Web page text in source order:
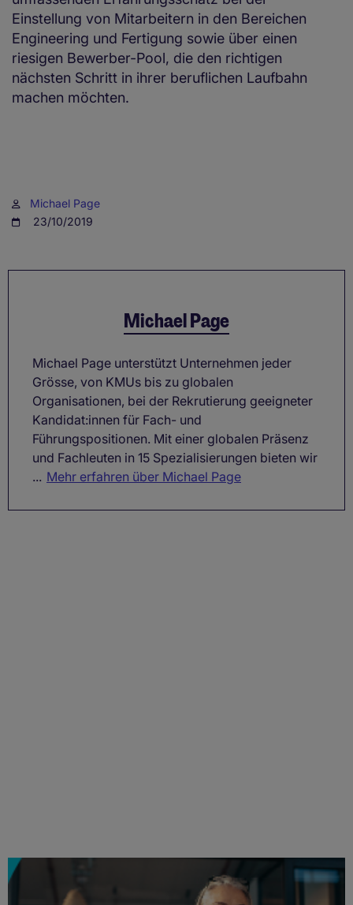
Einstellung von Mitarbeitern in den Bereichen
Engineering und Fertigung sowie über einen
riesigen Bewerber-Pool, die den richtigen
nächsten Schritt in ihrer beruflichen Laufbahn
machen möchten.
Michael Page
23/10/2019
Michael Page
Michael Page unterstützt Unternehmen jeder
Grösse, von KMUs bis zu globalen
Organisationen, bei der Rekrutierung geeigneter
Kandidat:innen für Fach- und
Führungspositionen. Mit einer globalen Präsenz
und Fachleuten in 15 Spezialisierungen bieten wir
... Mehr erfahren über Michael Page